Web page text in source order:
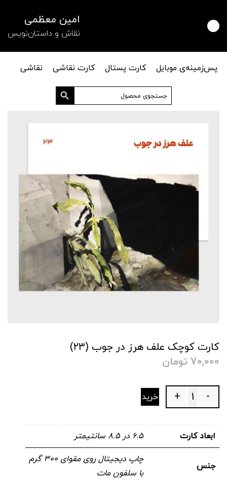
امین معظمی
نقاش و داستان‌نویس
پس‌زمینه‌ی موبایل کارت پستال کارت نقاشی
نقاشی
جستجو
برای:
دکمه جستجو
کارت کوچک علف هرز در جوب (۲۳)
70,000 تومان
Quantity -
+ خرید
ابعاد کارت ۶.۵ در ۸.۵ سانتیمتر
جنس
چاپ دیجیتال روی مقوای ۳۰۰ گرم
با سلفون مات